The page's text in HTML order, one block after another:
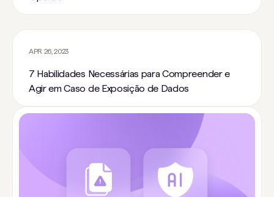
APR 26, 2023
7 Habilidades Necessárias para Compreender e
Agir em Caso de Exposição de Dados